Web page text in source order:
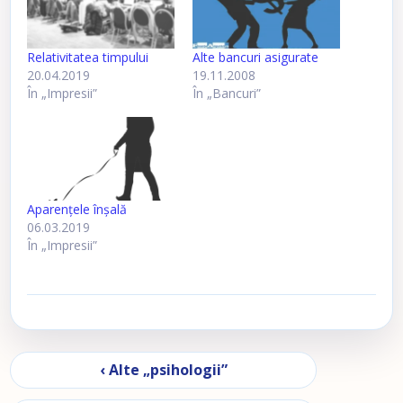
Relativitatea timpului
20.04.2019
În „Impresii”
Alte bancuri asigurate
19.11.2008
În „Bancuri”
Aparenţele înşală
06.03.2019
În „Impresii”
Navigare în articole
‹ Alte „psihologii”